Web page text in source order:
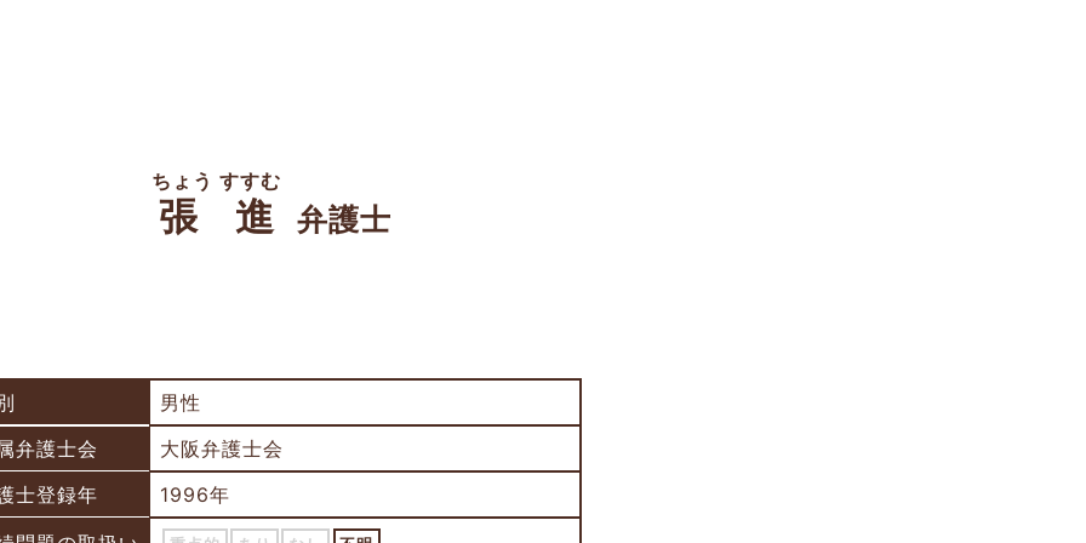
張 進
ちょう すすむ
弁護士
男性
弁護士会
大阪弁護士会
士登録年
1996年